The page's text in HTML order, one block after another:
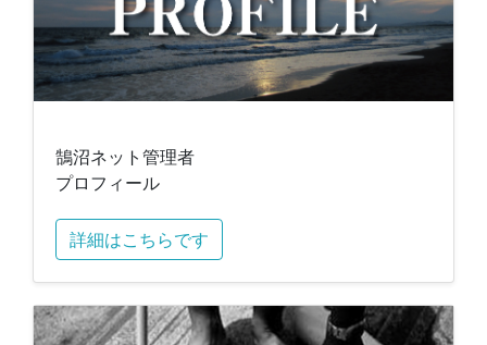
鵠沼ネット管理者
プロフィール
詳細はこちらです